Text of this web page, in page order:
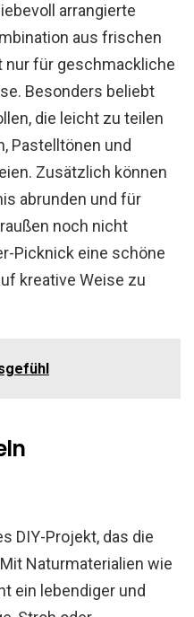
arrangierte
aus frischen
nur für geschmackliche
Besonders beliebt
die leicht zu teilen
Pastelltönen und
Zusätzlich können
abrunden und für
noch nicht
Picknick eine schöne
kreative Weise zu
DIY-Projekt, das die
Naturmaterialien wie
ein lebendiger und